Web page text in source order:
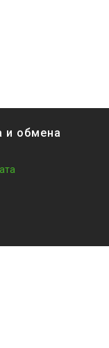
и обмена